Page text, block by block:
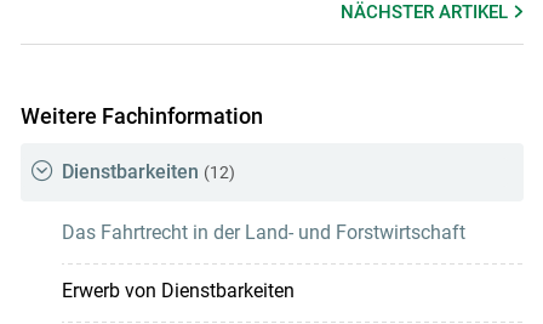
NÄCHSTERARTIKEL
Weitere Fachinformation
Dienstbarkeiten (12)
Das Fahrtrecht in der Land- und Forstwirtschaft
Erwerb von Dienstbarkeiten